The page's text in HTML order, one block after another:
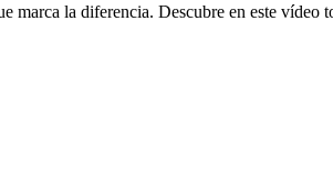
marca la diferencia. Descubre en este